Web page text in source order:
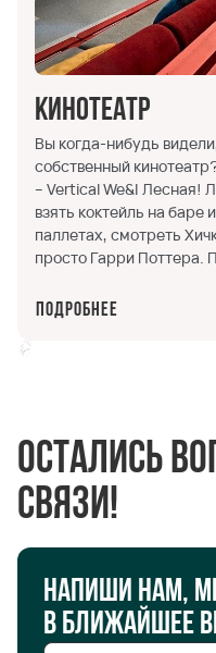
Кинотеатр
Вы когда-нибудь
собственный
– Vertical We&I Лесная!
взять коктейль на
паллетах, смотреть
просто Гарри Поттера.
Подробнее
Остались
связи!
Напиши нам,
в ближайшее